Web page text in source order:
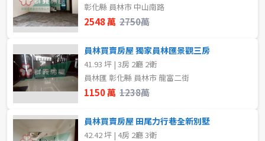
~
格局
不拘
2房 3房
彰化縣 員林市 中山南路
2548 萬 2750萬
員林買賣房屋 獨家員林匯景觀三房
41.93 坪 | 3房 2廳 2衛
員林匯 彰化縣 員林市 龍富二街
1150 萬 1238萬
員林買賣房屋 田尾力行巷全新別墅
42.42 坪 | 4房 2廳 3衛